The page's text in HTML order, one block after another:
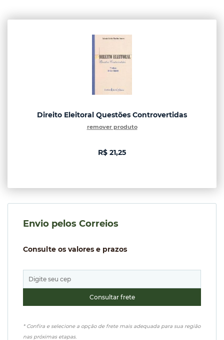
Direito Eleitoral Questões Controvertidas
remover produto
R$ 21,25
Envio pelos Correios
Consulte os valores e prazos
* Confira e selecione a opção de frete mais adequada para sua região
nas próximas etapas.